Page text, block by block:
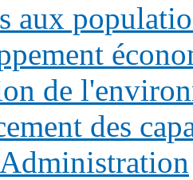
aux
de
des